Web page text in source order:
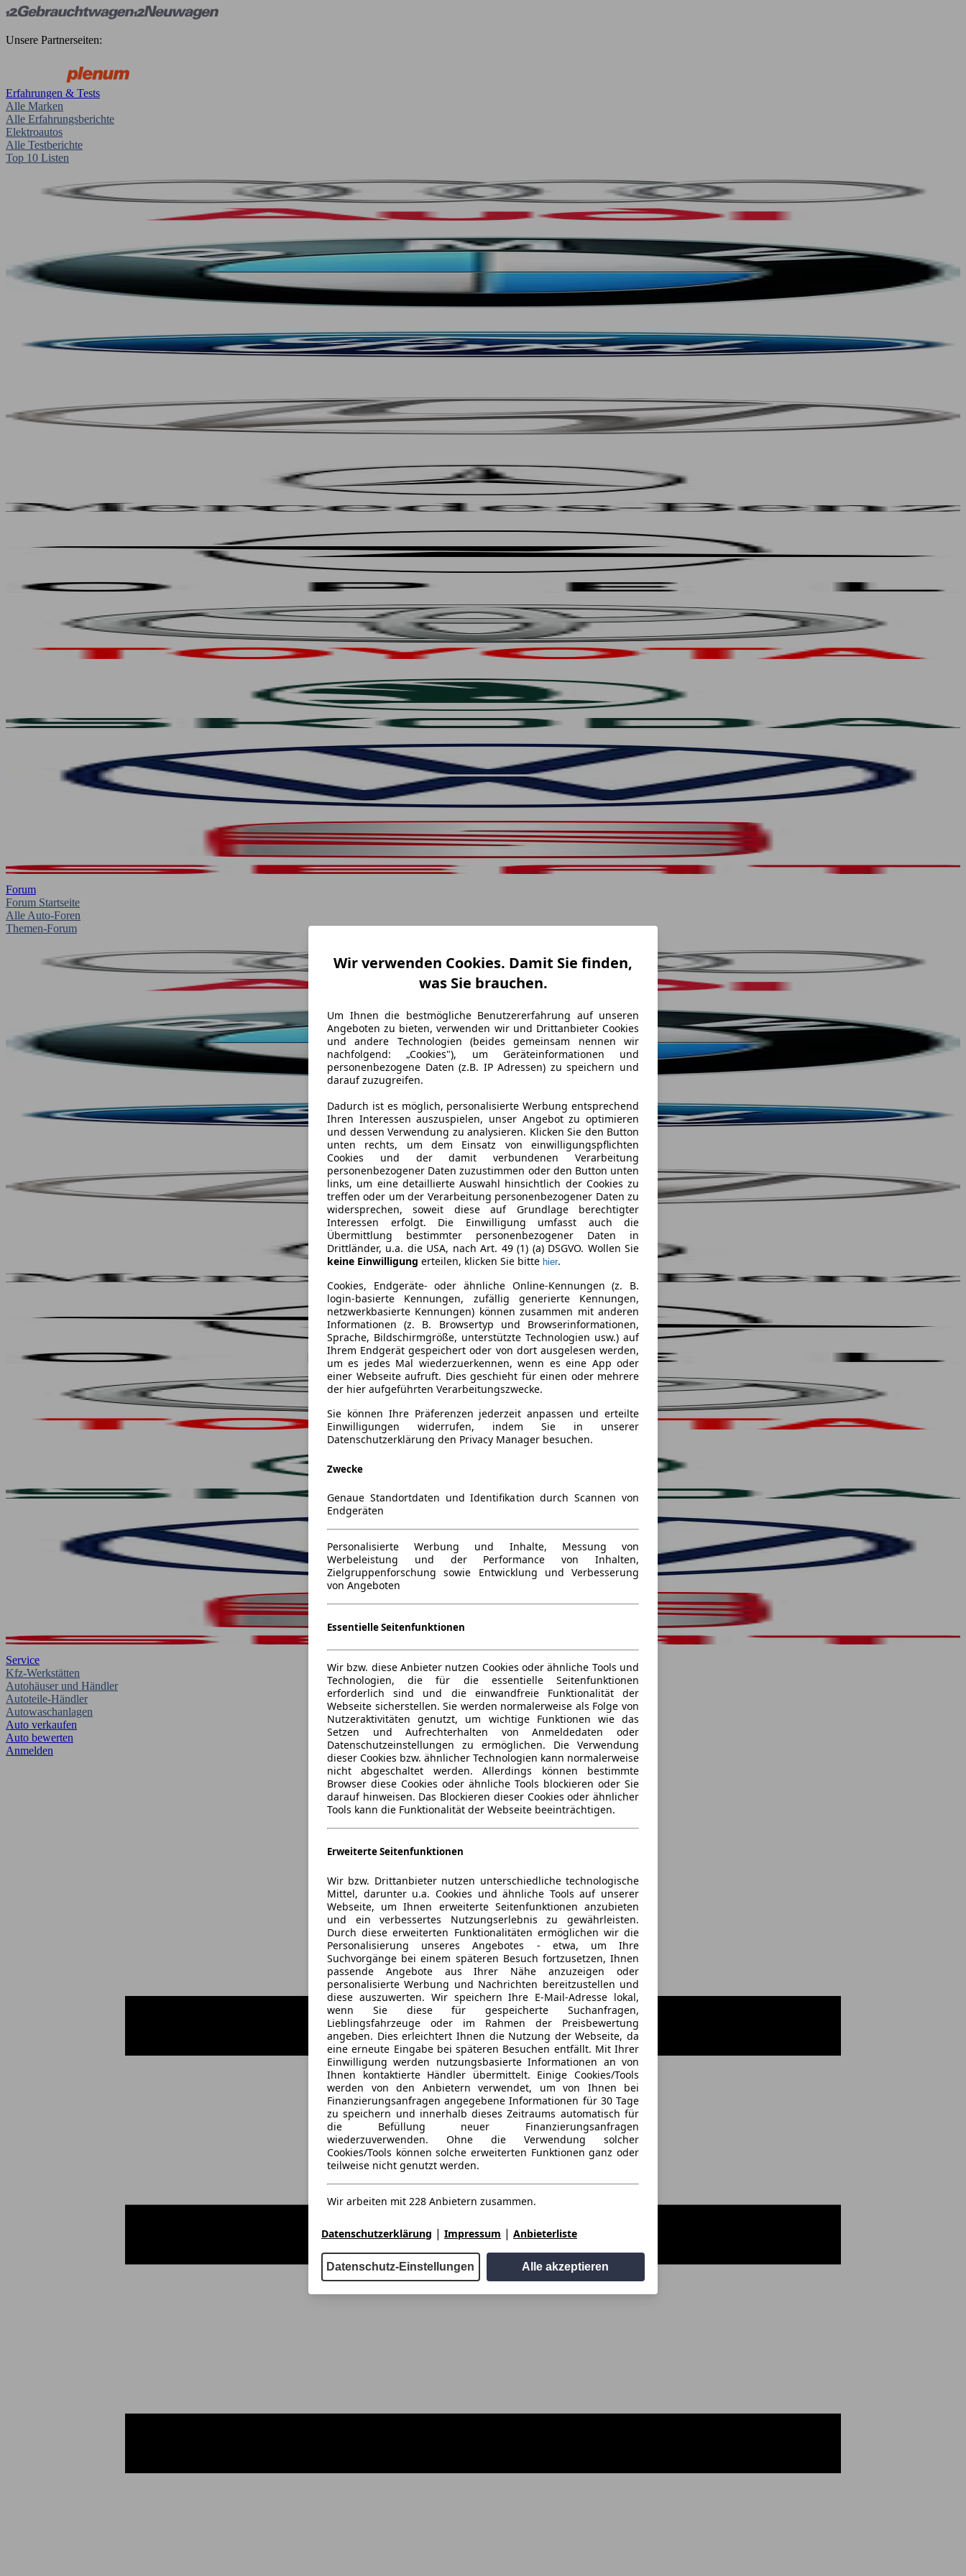
Unsere Partnerseiten:
Erfahrungen & Tests
Alle Marken
Alle Erfahrungsberichte
Elektroautos
Alle Testberichte
Top 10 Listen
Forum
Forum Startseite
Alle Auto-Foren
Themen-Forum
Service
Kfz-Werkstätten
Autohäuser und Händler
Autoteile-Händler
Autowaschanlagen
Auto verkaufen
Auto bewerten
Anmelden
Wir verwenden Cookies. Damit Sie finden,
was Sie brauchen.
Um Ihnen die bestmögliche Benutzererfahrung auf unseren
Angeboten zu bieten, verwenden wir und Drittanbieter Cookies
und andere Technologien (beides gemeinsam nennen wir
nachfolgend: „Cookies"), um Geräteinformationen und
personenbezogene Daten (z.B. IP Adressen) zu speichern und
darauf zuzugreifen.
Dadurch ist es möglich, personalisierte Werbung entsprechend
Ihren Interessen auszuspielen, unser Angebot zu optimieren
und dessen Verwendung zu analysieren. Klicken Sie den Button
unten rechts, um dem Einsatz von einwilligungspflichten
Cookies und der damit verbundenen Verarbeitung
personenbezogener Daten zuzustimmen oder den Button unten
links, um eine detaillierte Auswahl hinsichtlich der Cookies zu
treffen oder um der Verarbeitung personenbezogener Daten zu
widersprechen, soweit diese auf Grundlage berechtigter
Interessen erfolgt. Die Einwilligung umfasst auch die
Übermittlung bestimmter personenbezogener Daten in
Drittländer, u.a. die USA, nach Art. 49 (1) (a) DSGVO. Wollen Sie
keine Einwilligung erteilen, klicken Sie bitte hier.
Cookies, Endgeräte- oder ähnliche Online-Kennungen (z. B.
login-basierte Kennungen, zufällig generierte Kennungen,
netzwerkbasierte Kennungen) können zusammen mit anderen
Informationen (z. B. Browsertyp und Browserinformationen,
Sprache, Bildschirmgröße, unterstützte Technologien usw.) auf
Ihrem Endgerät gespeichert oder von dort ausgelesen werden,
um es jedes Mal wiederzuerkennen, wenn es eine App oder
einer Webseite aufruft. Dies geschieht für einen oder mehrere
der hier aufgeführten Verarbeitungszwecke.
Sie können Ihre Präferenzen jederzeit anpassen und erteilte
Einwilligungen widerrufen, indem Sie in unserer
Datenschutzerklärung den Privacy Manager besuchen.
Zwecke
Genaue Standortdaten und Identifikation durch Scannen von
Endgeräten
Personalisierte Werbung und Inhalte, Messung von
Werbeleistung und der Performance von Inhalten,
Zielgruppenforschung sowie Entwicklung und Verbesserung
von Angeboten
Essentielle Seitenfunktionen
Wir bzw. diese Anbieter nutzen Cookies oder ähnliche Tools und
Technologien, die für die essentielle Seitenfunktionen
erforderlich sind und die einwandfreie Funktionalität der
Webseite sicherstellen. Sie werden normalerweise als Folge von
Nutzeraktivitäten genutzt, um wichtige Funktionen wie das
Setzen und Aufrechterhalten von Anmeldedaten oder
Datenschutzeinstellungen zu ermöglichen. Die Verwendung
dieser Cookies bzw. ähnlicher Technologien kann normalerweise
nicht abgeschaltet werden. Allerdings können bestimmte
Browser diese Cookies oder ähnliche Tools blockieren oder Sie
darauf hinweisen. Das Blockieren dieser Cookies oder ähnlicher
Tools kann die Funktionalität der Webseite beeinträchtigen.
Erweiterte Seitenfunktionen
Wir bzw. Drittanbieter nutzen unterschiedliche technologische
Mittel, darunter u.a. Cookies und ähnliche Tools auf unserer
Webseite, um Ihnen erweiterte Seitenfunktionen anzubieten
und ein verbessertes Nutzungserlebnis zu gewährleisten.
Durch diese erweiterten Funktionalitäten ermöglichen wir die
Personalisierung unseres Angebotes - etwa, um Ihre
Suchvorgänge bei einem späteren Besuch fortzusetzen, Ihnen
passende Angebote aus Ihrer Nähe anzuzeigen oder
personalisierte Werbung und Nachrichten bereitzustellen und
diese auszuwerten. Wir speichern Ihre E-Mail-Adresse lokal,
wenn Sie diese für gespeicherte Suchanfragen,
Lieblingsfahrzeuge oder im Rahmen der Preisbewertung
angeben. Dies erleichtert Ihnen die Nutzung der Webseite, da
eine erneute Eingabe bei späteren Besuchen entfällt. Mit Ihrer
Einwilligung werden nutzungsbasierte Informationen an von
Ihnen kontaktierte Händler übermittelt. Einige Cookies/Tools
werden von den Anbietern verwendet, um von Ihnen bei
Finanzierungsanfragen angegebene Informationen für 30 Tage
zu speichern und innerhalb dieses Zeitraums automatisch für
die Befüllung neuer Finanzierungsanfragen
wiederzuverwenden. Ohne die Verwendung solcher
Cookies/Tools können solche erweiterten Funktionen ganz oder
teilweise nicht genutzt werden.
Wir arbeiten mit 228 Anbietern zusammen.
Datenschutzerklärung | Impressum | Anbieterliste
Datenschutz-Einstellungen Alle akzeptieren